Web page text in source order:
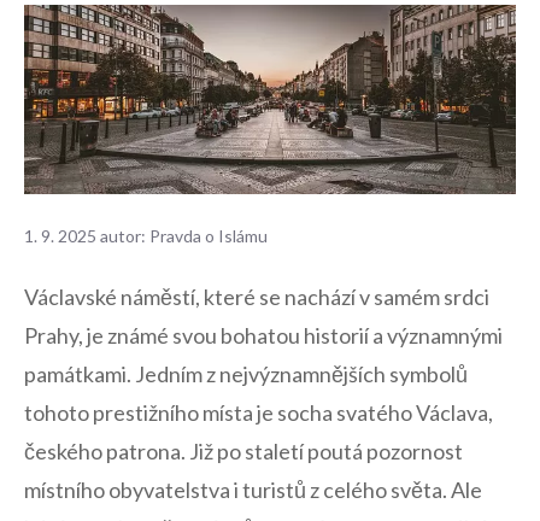
1. 9. 2025 autor: Pravda o Islámu
Václavské náměstí, které se nachází v ​samém srdci​
Prahy, je známé svou bohatou​ historií ‌a ‌významnými
památkami. Jedním ​z nejvýznamnějších symbolů
tohoto prestižního⁢ místa je socha svatého Václava,⁤
českého patrona. Již po ⁢staletí poutá pozornost
místního obyvatelstva i turistů z celého světa. ⁣Ale